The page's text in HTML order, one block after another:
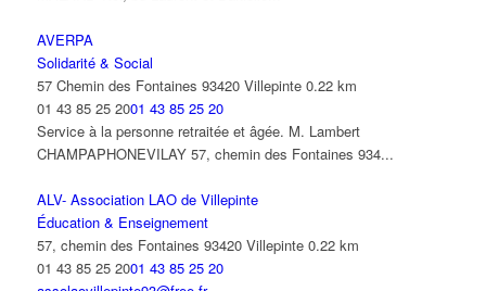
AVERPA
Solidarité & Social
57 Chemin des Fontaines 93420 Villepinte 0.22 km
01 43 85 25 2001 43 85 25 20
Service à la personne retraitée et âgée. M. Lambert
CHAMPAPHONEVILAY 57, chemin des Fontaines 934...
ALV- Association LAO de Villepinte
Éducation & Enseignement
57, chemin des Fontaines 93420 Villepinte 0.22 km
01 43 85 25 2001 43 85 25 20